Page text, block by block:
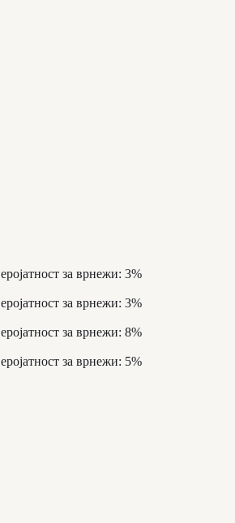
за врнежи: 3%
за врнежи: 3%
за врнежи: 8%
за врнежи: 5%